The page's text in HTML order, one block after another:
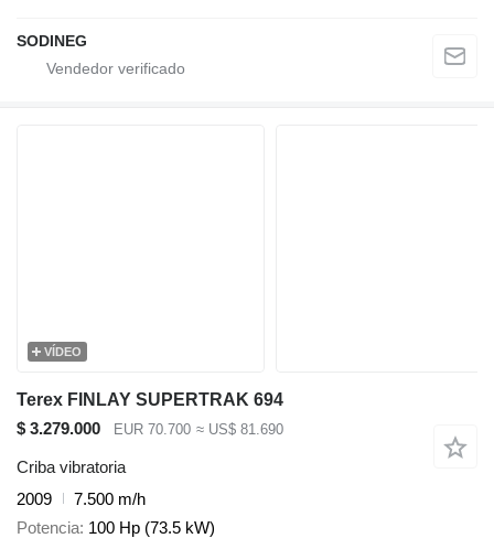
SODINEG
VÍDEO
Terex FINLAY SUPERTRAK 694
$ 3.279.000
EUR 70.700 ≈ US$ 81.690
Criba vibratoria
2009
7.500 m/h
Potencia 100 Hp (73.5 kW)